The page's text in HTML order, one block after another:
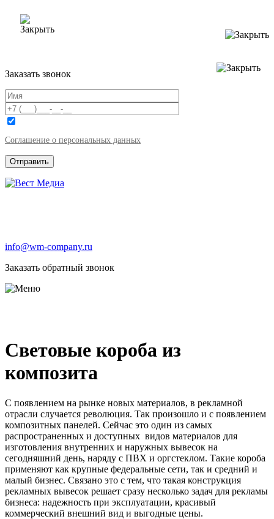
Заказать звонок
Соглашение о персональных данных
info@wm-company.ru
Заказать обратный звонок
Световые короба из
композита
С появлением на рынке новых материалов, в рекламной
отрасли случается революция. Так произошло и с появлением
композитных панелей. Сейчас это один из самых
распространенных и доступных видов материалов для
изготовления внутренних и наружных вывесок на
сегодняшний день, наряду с ПВХ и оргстеклом. Такие короба
применяют как крупные федеральные сети, так и средний и
малый бизнес. Связано это с тем, что такая конструкция
рекламных вывесок решает сразу несколько задач для рекламы
бизнеса: надежность при эксплуатации, красивый
коммерческий внешний вид и выгодные цены.